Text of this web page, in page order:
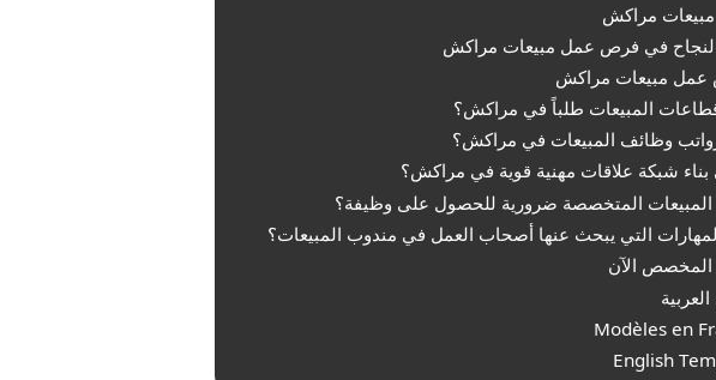
مراكش
النجاح في فرص عمل مبيعات مراكش
عمل مبيعات مراكش
الآن